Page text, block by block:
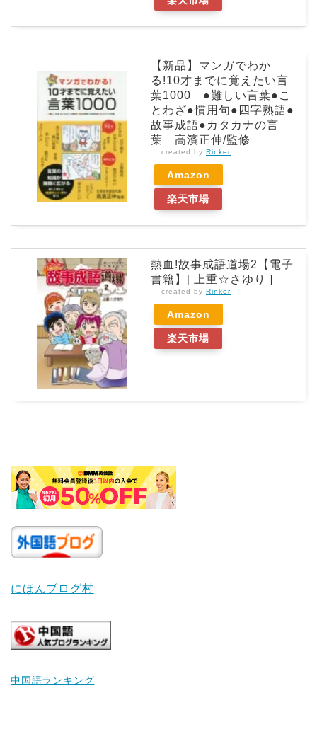
【新品】マンガでわか
る!10才までに覚えたい言
葉1000 ●難しい言葉●こ
とわざ●慣用句●四字熟語●
故事成語●カタカナの言
葉 高濱正伸/監修
created by Rinker
Amazon
楽天市場
熱血!故事成語道場2【電子
書籍】[ 上重☆さゆり ]
created by Rinker
Amazon
楽天市場
にほんブログ村
中国語ランキング